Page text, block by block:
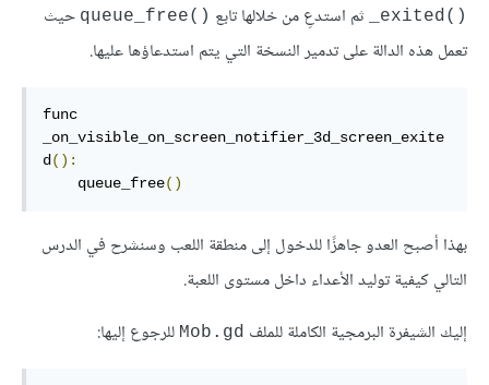
_exited()‎
ثم استدعِ من خلالها تابع queue_free()‎ حيث
تعمل هذه الدالة على تدمير النسخة التي يتم استدعاؤها عليها.
func
_on_visible_on_screen_notifier_3d_screen_exite
d ():
    queue_free
()
بهذا أصبح العدو جاهزًا للدخول إلى منطقة اللعب وسنشرح في الدرس
التالي كيفية توليد الأعداء داخل مستوى اللعبة.
إليك الشيفرة البرمجية الكاملة للملف Mob.gd للرجوع إليها: